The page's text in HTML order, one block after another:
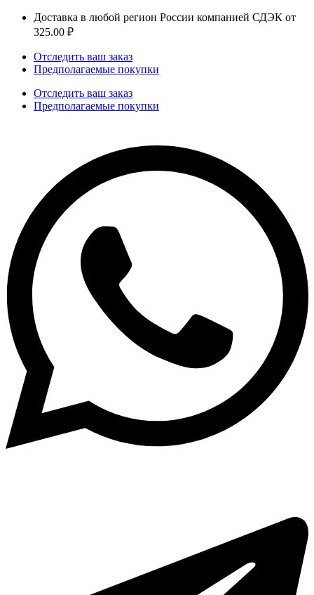
Доставка в любой регион России компанией СДЭК от
325.00 ₽
Отследить ваш заказ
Предполагаемые покупки
Отследить ваш заказ
Предполагаемые покупки